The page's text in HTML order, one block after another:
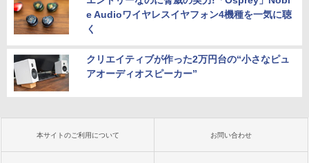
e Audioワイヤレスイヤフォン4機種を一気に聴
く
クリエイティブが作った2万円台の“小さなピュ
アオーディオスピーカー”
本サイトのご利用について お問い合わせ